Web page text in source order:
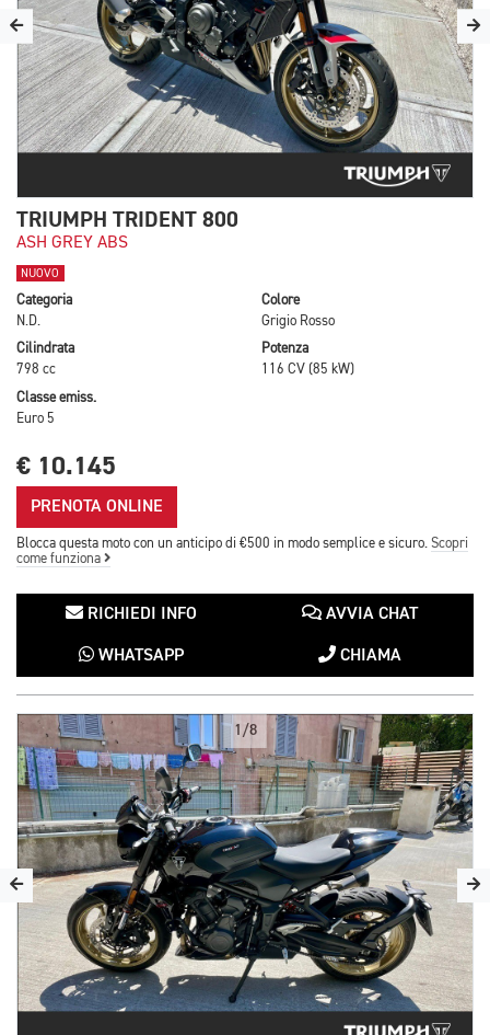
TRIUMPH TRIDENT 800
ASH GREY ABS
NUOVO
Categoria
N.D.
Colore
Grigio Rosso
Cilindrata
798 cc
Potenza
116 CV (85 kW)
Classe emiss.
Euro 5
€ 10.145
PRENOTA ONLINE
Blocca questa moto con un anticipo di €500 in modo semplice e sicuro. Scopri
come funziona
RICHIEDI INFO AVVIA CHAT
WHATSAPP CHIAMA
1/8